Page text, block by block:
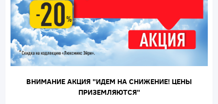
ВНИМАНИЕ АКЦИЯ "ИДЕМ НА СНИЖЕНИЕ! ЦЕНЫ
ПРИЗЕМЛЯЮТСЯ"